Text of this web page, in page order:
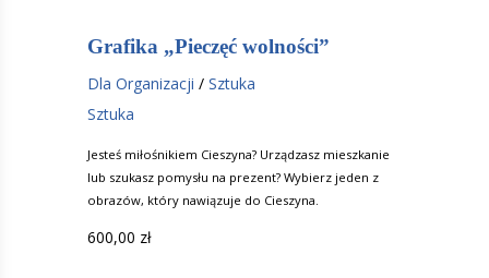
Grafika „Pieczęć wolności”
Dla Organizacji / Sztuka
Sztuka
Jesteś miłośnikiem Cieszyna? Urządzasz mieszkanie
lub szukasz pomysłu na prezent? Wybierz jeden z
obrazów, który nawiązuje do Cieszyna.
600,00 zł